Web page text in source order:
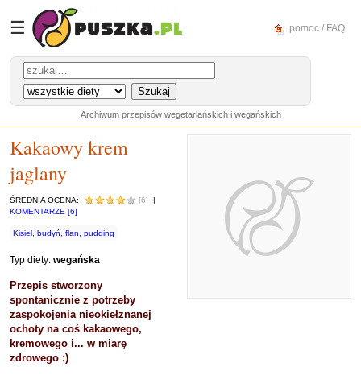
☰ pomoc / FAQ
Archiwum przepisów wegetariańskich i wegańskich
Kakaowy krem
jaglany
ŚREDNIA OCENA: [6]
|
KOMENTARZE [6]
Kisiel, budyń, flan, pudding
Typ diety: wegańska
Przepis stworzony
spontanicznie z potrzeby
zaspokojenia nieokiełznanej
ochoty na coś kakaowego,
kremowego i... w miarę
zdrowego :)